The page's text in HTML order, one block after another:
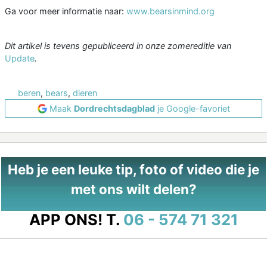
Ga voor meer informatie naar: www.bearsinmind.org
Dit artikel is tevens gepubliceerd in onze zomereditie van
Update.
beren, bears, dieren
Maak Dordrechtsdagbladje Google-favoriet
Heb je een leuke tip, foto of video die je
met ons wilt delen?
APP ONS! T. 06 - 574 71 321